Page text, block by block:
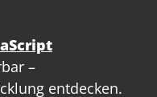
–
entdecken.